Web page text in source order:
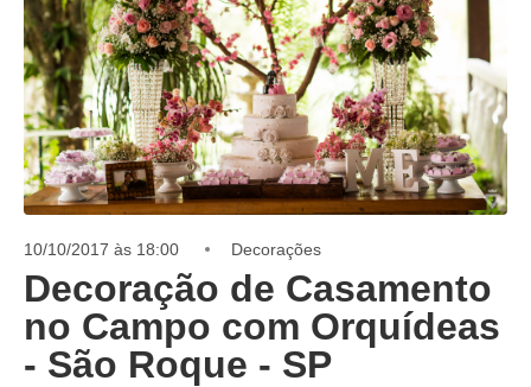
10/10/2017 às 18:00 Decorações
Decoração de Casamento
no Campo com Orquídeas
- São Roque - SP